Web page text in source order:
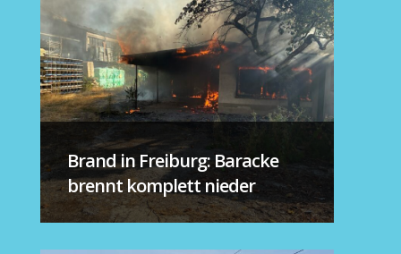
Brand in Freiburg: Baracke
brennt komplett nieder